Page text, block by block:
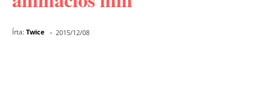
Írta: Twice - 2015/12/08